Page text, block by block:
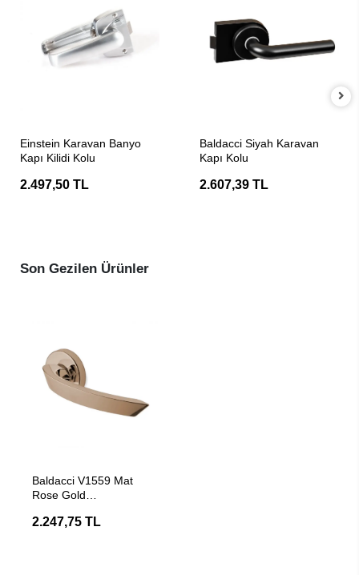
Einstein Karavan Banyo
Kapı Kilidi Kolu
2.497,50 TL
Baldacci Siyah Karavan
Kapı Kolu
2.607,39 TL
Son Gezilen Ürünler
Baldacci V1559 Mat
Rose Gold
Kolu
2.247,75 TL